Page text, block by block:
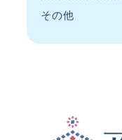
その他